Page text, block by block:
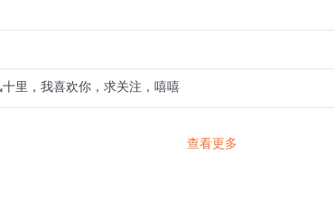
十里，我喜欢你，求关注，嘻嘻
查看更多